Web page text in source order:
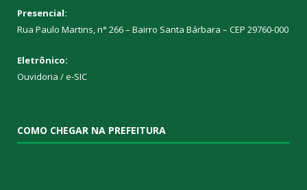
Presencial:
Rua Paulo Martins, n° 266 – Bairro Santa Bárbara – CEP 29760-000
Eletrônico:
Ouvidoria /e-SIC
COMO CHEGAR NA PREFEITURA